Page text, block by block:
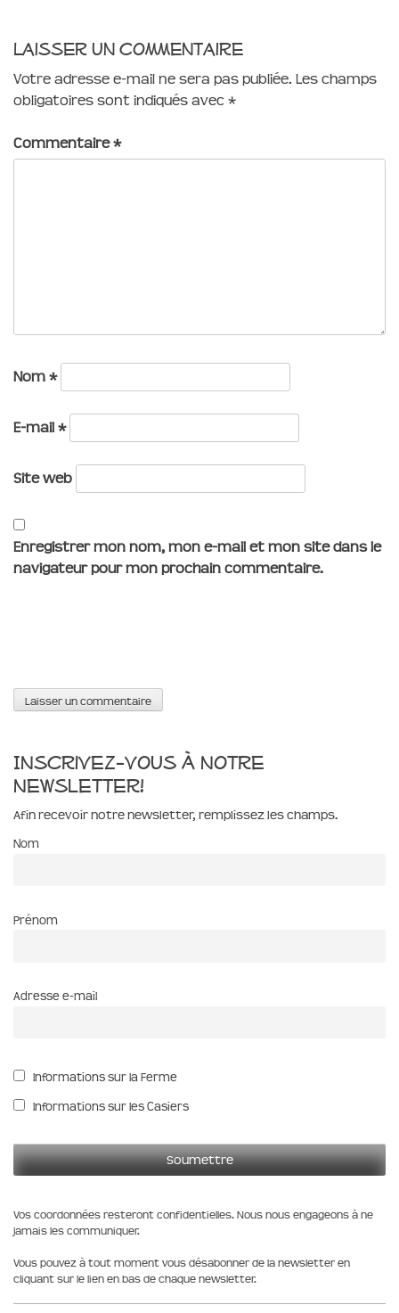
Laisser un commentaire
Votre adresse e-mail ne sera pas publiée. Les champs
obligatoires sont indiqués avec *
Commentaire*
Nom *
E-mail *
Site web
Enregistrer mon nom, mon e-mail et mon site dans le
navigateur pour mon prochain commentaire.
Inscrivez-vous à notre
newsletter!
Afin recevoir notre newsletter, remplissez les champs.
Nom
Prénom
Adresse e-mail
Informations sur la Ferme
Informations sur les Casiers
Vos coordonnées resteront confidentielles. Nous nous engageons à ne
jamais les communiquer.
Vous pouvez à tout moment vous désabonner de la newsletter en
cliquant sur le lien en bas de chaque newsletter.